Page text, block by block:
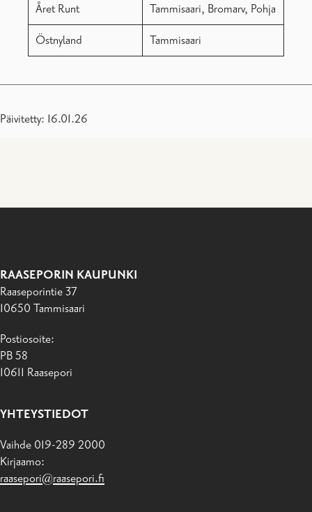
Året Runt Tammisaari, Bromarv, Pohja
Östnyland Tammisaari
Päivitetty: 16.01.26
RAASEPORIN KAUPUNKI
Raaseporintie 37
10650 Tammisaari
Postiosoite:
PB 58
10611 Raasepori
YHTEYSTIEDOT
Vaihde 019-289 2000
Kirjaamo:
raasepori@raasepori.fi